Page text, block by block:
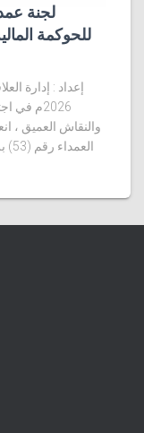
لجنة
للحوكمة
2026م
والنقاش العميق ،
العمداء رقم (53) برئاسة البروفيسور أماني عبدالمعروف بشير